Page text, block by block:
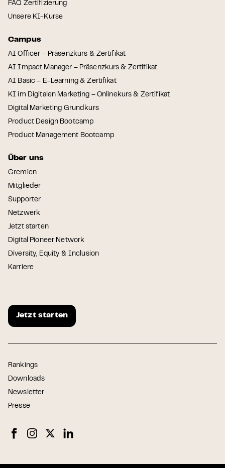
FAQ Zertifizierung
Unsere KI-Kurse
Campus
AI Officer – Präsenzkurs & Zertifikat
AI Impact Manager – Präsenzkurs & Zertifikat
AI Basic – E-Learning & Zertifikat
KI im Digitalen Marketing – Onlinekurs & Zertifikat
Digital Marketing Grundkurs
Product Design Bootcamp
Product Management Bootcamp
Über uns
Gremien
Mitglieder
Supporter
Netzwerk
Jetzt starten
Digital Pioneer Network
Diversity, Equity & Inclusion
Karriere
Jetzt starten
Rankings
Downloads
Newsletter
Presse